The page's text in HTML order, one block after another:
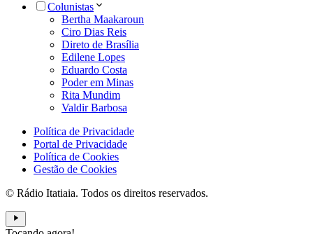
Colunistas
Bertha Maakaroun
Ciro Dias Reis
Direto de Brasília
Edilene Lopes
Eduardo Costa
Poder em Minas
Rita Mundim
Valdir Barbosa
Política de Privacidade
Portal de Privacidade
Política de Cookies
Gestão de Cookies
© Rádio Itatiaia. Todos os direitos reservados.